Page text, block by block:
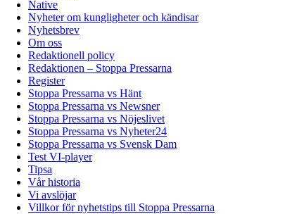
Native
Nyheter om kungligheter och kändisar
Nyhetsbrev
Om oss
Redaktionell policy
Redaktionen – Stoppa Pressarna
Register
Stoppa Pressarna vs Hänt
Stoppa Pressarna vs Newsner
Stoppa Pressarna vs Nöjeslivet
Stoppa Pressarna vs Nyheter24
Stoppa Pressarna vs Svensk Dam
Test VI-player
Tipsa
Vår historia
Vi avslöjar
Villkor för nyhetstips till Stoppa Pressarna